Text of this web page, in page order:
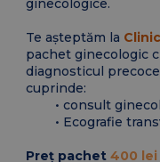
ginecologice.
Te aṣteptăm la
pachet ginecologic
diagnosticul
cuprinde:
consult
Ecografie
Preț pachet 400 lei